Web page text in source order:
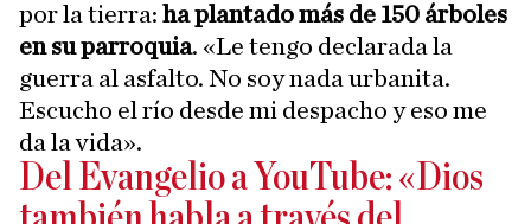
por la tierra: ha plantado más de 150 árboles
en su parroquia. «Le tengo declarada la
guerra al asfalto. No soy nada urbanita.
Escucho el río desde mi despacho y eso me
da la vida».
Del Evangelio a YouTube: «Dios